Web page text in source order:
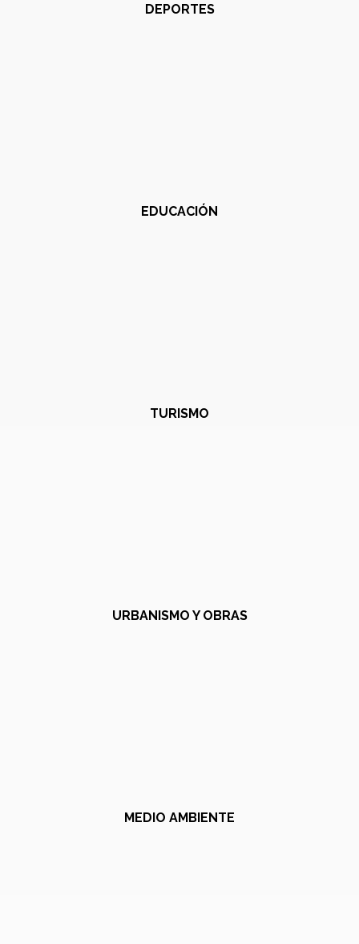
DEPORTES
EDUCACIÓN
TURISMO
URBANISMO Y OBRAS
MEDIO AMBIENTE